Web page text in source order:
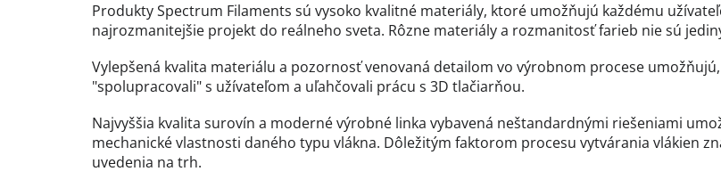
Produkty Spectrum Filaments sú vysoko kvalitné materiály, ktoré umožňujú každému
najrozmanitejšie projekt do reálneho sveta. Rôzne materiály a rozmanitosť farieb nie sú
Vylepšená kvalita materiálu a pozornosť venovaná detailom vo výrobnom procese
"spolupracovali" s užívateľom a uľahčovali prácu s 3D tlačiarňou.
Najvyššia kvalita surovín a moderné výrobné linka vybavená neštandardnými riešeniami
mechanické vlastnosti daného typu vlákna. Dôležitým faktorom procesu vytvárania vlákien
uvedenia na trh.